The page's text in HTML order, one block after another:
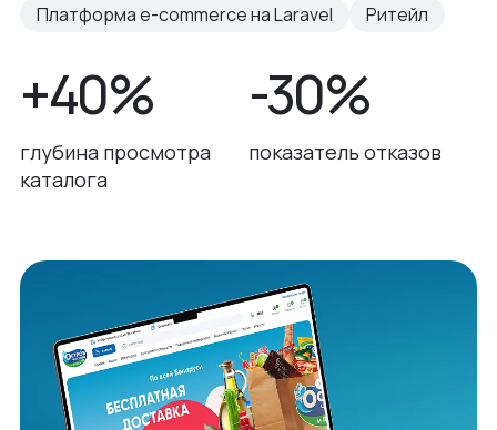
Платформа e-commerce на Laravel
Ритейл
+40%
глубина просмотра
каталога
-30%
показатель отказов